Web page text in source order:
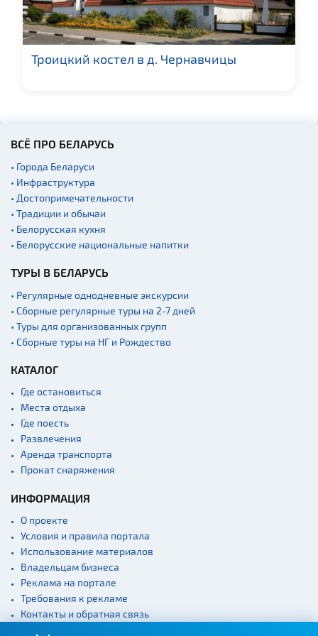
Троицкий костел в д. Чернавчицы
ВСЁ ПРО БЕЛАРУСЬ
• Города Беларуси
• Инфраструктура
• Достопримечательности
• Традиции и обычаи
• Белорусская кухня
• Белорусские национальные напитки
ТУРЫ В БЕЛАРУСЬ
• Регулярные однодневные экскурсии
• Сборные регулярные туры на 2-7 дней
• Туры для организованных групп
• Сборные туры на НГ и Рождество
КАТАЛОГ
Где остановиться
Места отдыха
Где поесть
Развлечения
Аренда транспорта
Прокат снаряжения
ИНФОРМАЦИЯ
О проекте
Условия и правила портала
Использование материалов
Владельцам бизнеса
Реклама на портале
Требования к рекламе
Контакты и обратная связь